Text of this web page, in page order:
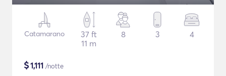
Catamarano
37 ft
11 m
8 3 4
$1,111 /notte